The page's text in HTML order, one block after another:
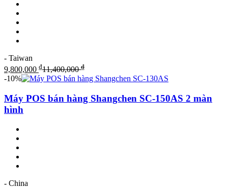
- Taiwan
9,800,000 ₫11,400,000₫
-10%
Máy POS bán hàng Shangchen SC-150AS 2 màn
hình
- China